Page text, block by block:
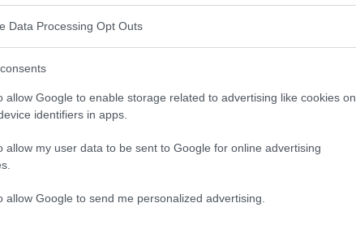
Data Processing Opt Outs
allow Google to enable storage related to advertising like cookies on
identifiers in apps.
allow my user data to be sent to Google for online advertising
allow Google to send me personalized advertising.
chercheurs de l'université Monash, en Australie,
de l'intestin irritable (SII). Le SII est une
provoquer des douleurs abdominales, des
Les personnes souffrant du syndrome de
s'aggraver après avoir consommé certains